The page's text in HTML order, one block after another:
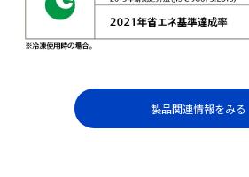
製品関連情報をみる